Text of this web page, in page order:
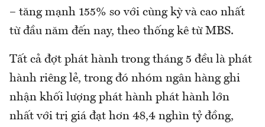
– tăng mạnh 155% so với cùng kỳ và cao nhất
từ đầu năm đến nay, theo thống kê từ MBS.
Tất cả đợt phát hành trong tháng 5 đều là phát
hành riêng lẻ, trong đó nhóm ngân hàng ghi
nhận khối lượng phát hành phát hành lớn
nhất với trị giá đạt hơn 48,4 nghìn tỷ đồng,